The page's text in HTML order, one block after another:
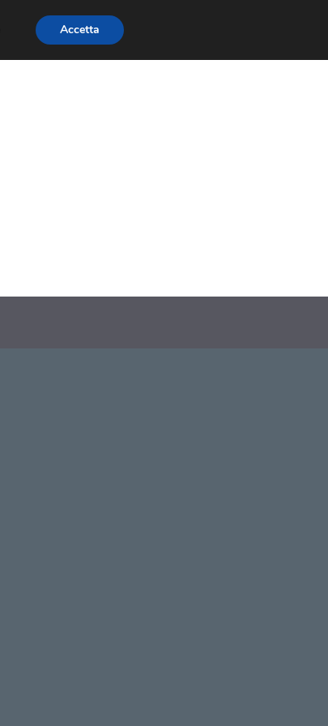
TRAILER GIOCHI
Accetta